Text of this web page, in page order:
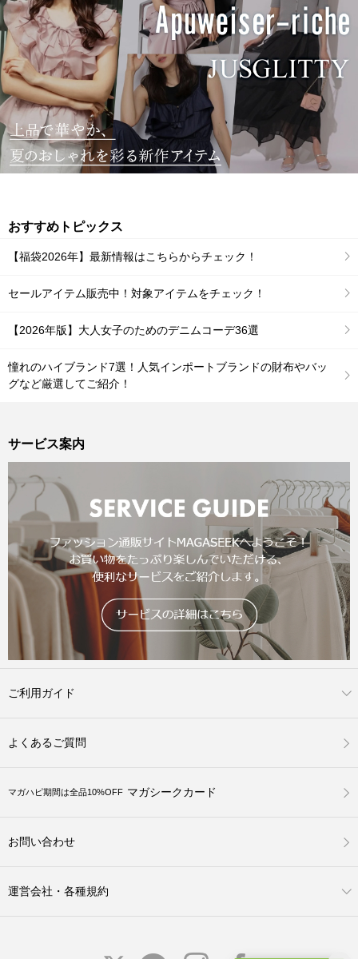
おすすめトピックス
【福袋2026年】最新情報はこちらからチェック！
セールアイテム販売中！対象アイテムをチェック！
【2026年版】大人女子のためのデニムコーデ36選
憧れのハイブランド7選！人気インポートブランドの財布やバッ
グなど厳選してご紹介！
サービス案内
ご利用ガイド
よくあるご質問
マガハピ期間は全品10%OFF マガシークカード
お問い合わせ
運営会社・各種規約